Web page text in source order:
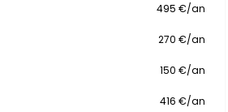
495 €/an
270 €/an
150 €/an
416 €/an